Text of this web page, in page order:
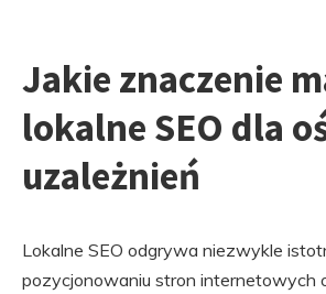
Jakie znaczenie
lokalne SEO dla
uzależnień
Lokalne SEO odgrywa niezwykle
pozycjonowaniu stron internetowych